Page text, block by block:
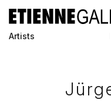
Artists